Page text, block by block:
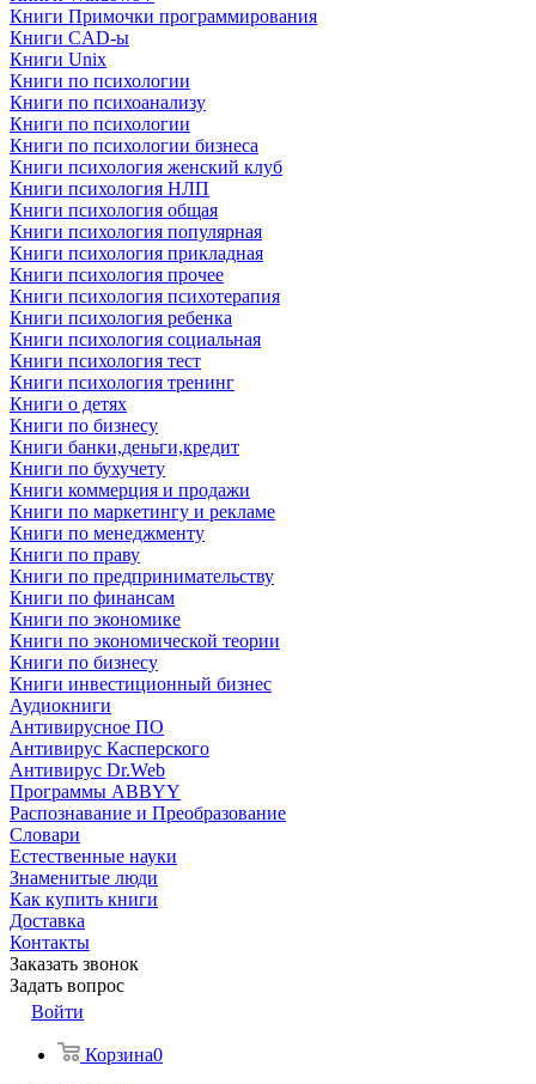
Книги Примочки программирования
Книги CAD-ы
Книги Unix
Книги по психологии
Книги по психоанализу
Книги по психологии
Книги по психологии бизнеса
Книги психология женский клуб
Книги психология НЛП
Книги психология общая
Книги психология популярная
Книги психология прикладная
Книги психология прочее
Книги психология психотерапия
Книги психология ребенка
Книги психология социальная
Книги психология тест
Книги психология тренинг
Книги о детях
Книги по бизнесу
Книги банки,деньги,кредит
Книги по бухучету
Книги коммерция и продажи
Книги по маркетингу и рекламе
Книги по менеджменту
Книги по праву
Книги по предпринимательству
Книги по финансам
Книги по экономике
Книги по экономической теории
Книги по бизнесу
Книги инвестиционный бизнес
Аудиокниги
Антивирусное ПО
Антивирус Касперского
Антивирус Dr.Web
Программы ABBYY
Распознавание и Преобразование
Словари
Естественные науки
Знаменитые люди
Как купить книги
Доставка
Контакты
Заказать звонок
Задать вопрос
Войти
Корзина0